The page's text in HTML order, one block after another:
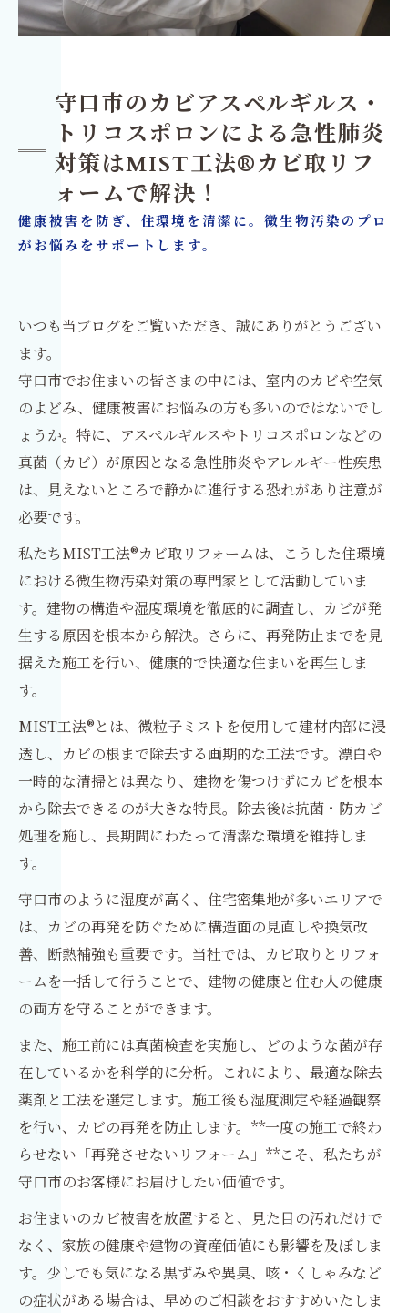
守口市のカビアスペルギルス・
トリコスポロンによる急性肺炎
対策はMIST工法®カビ取リフ
ォームで解決！
健康被害を防ぎ、住環境を清潔に。微生物汚染のプロ
がお悩みをサポートします。
いつも当ブログをご覧いただき、誠にありがとうござい
ます。
守口市でお住まいの皆さまの中には、室内のカビや空気
のよどみ、健康被害にお悩みの方も多いのではないでし
ょうか。特に、アスペルギルスやトリコスポロンなどの
真菌（カビ）が原因となる急性肺炎やアレルギー性疾患
は、見えないところで静かに進行する恐れがあり注意が
必要です。
私たちMIST工法®カビ取リフォームは、こうした住環境
における微生物汚染対策の専門家として活動していま
す。建物の構造や湿度環境を徹底的に調査し、カビが発
生する原因を根本から解決。さらに、再発防止までを見
据えた施工を行い、健康的で快適な住まいを再生しま
す。
MIST工法®とは、微粒子ミストを使用して建材内部に浸
透し、カビの根まで除去する画期的な工法です。漂白や
一時的な清掃とは異なり、建物を傷つけずにカビを根本
から除去できるのが大きな特長。除去後は抗菌・防カビ
処理を施し、長期間にわたって清潔な環境を維持しま
す。
守口市のように湿度が高く、住宅密集地が多いエリアで
は、カビの再発を防ぐために構造面の見直しや換気改
善、断熱補強も重要です。当社では、カビ取りとリフォ
ームを一括して行うことで、建物の健康と住む人の健康
の両方を守ることができます。
また、施工前には真菌検査を実施し、どのような菌が存
在しているかを科学的に分析。これにより、最適な除去
薬剤と工法を選定します。施工後も湿度測定や経過観察
を行い、カビの再発を防止します。**一度の施工で終わ
らせない「再発させないリフォーム」**こそ、私たちが
守口市のお客様にお届けしたい価値です。
お住まいのカビ被害を放置すると、見た目の汚れだけで
なく、家族の健康や建物の資産価値にも影響を及ぼしま
す。少しでも気になる黒ずみや異臭、咳・くしゃみなど
の症状がある場合は、早めのご相談をおすすめいたしま